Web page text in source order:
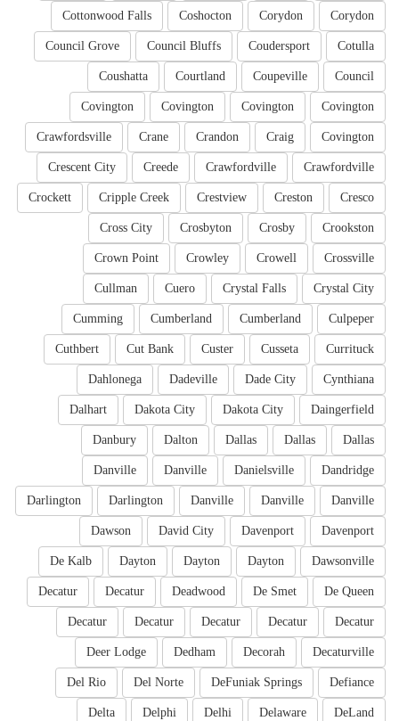
Corydon
Corydon
Coshocton
Cottonwood Falls
Cotulla
Coudersport
Council Bluffs
Council Grove
Council
Coupeville
Courtland
Coushatta
Covington
Covington
Covington
Covington
Covington
Craig
Crandon
Crane
Crawfordsville
Crawfordville
Crawfordville
Creede
Crescent City
Cresco
Creston
Crestview
Cripple Creek
Crockett
Crookston
Crosby
Crosbyton
Cross City
Crossville
Crowell
Crowley
Crown Point
Crystal City
Crystal Falls
Cuero
Cullman
Culpeper
Cumberland
Cumberland
Cumming
Currituck
Cusseta
Custer
Cut Bank
Cuthbert
Cynthiana
Dade City
Dadeville
Dahlonega
Daingerfield
Dakota City
Dakota City
Dalhart
Dallas
Dallas
Dallas
Dalton
Danbury
Dandridge
Danielsville
Danville
Danville
Danville
Danville
Danville
Darlington
Darlington
Davenport
Davenport
David City
Dawson
Dawsonville
Dayton
Dayton
Dayton
De Kalb
De Queen
De Smet
Deadwood
Decatur
Decatur
Decatur
Decatur
Decatur
Decatur
Decatur
Decaturville
Decorah
Dedham
Deer Lodge
Defiance
DeFuniak Springs
Del Norte
Del Rio
DeLand
Delaware
Delhi
Delphi
Delta